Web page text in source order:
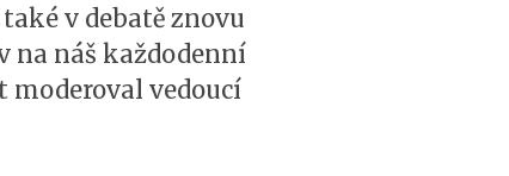
v debatě znovu
na náš každodenní
moderoval vedoucí